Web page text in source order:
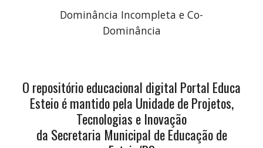
Dominância Incompleta e Co-
Dominância
O repositório educacional digital Portal Educa
Esteio é mantido pela Unidade de Projetos,
Tecnologias e Inovação
da Secretaria Municipal de Educação de